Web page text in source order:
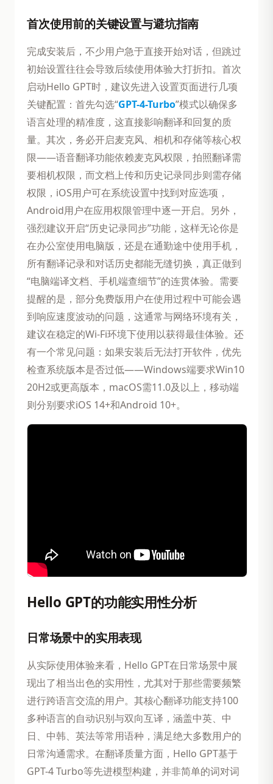
首次使用前的关键设置与避坑指南
完成安装后，不少用户急于直接开始对话，但跳过
初始设置往往会导致后续使用体验大打折扣。首次
启动Hello GPT时，建议先进入设置页面进行几项
关键配置：首先勾选“GPT-4-Turbo”模式以确保多
语言处理的精准度，这直接影响翻译和回复的质
量。其次，务必开启麦克风、相机和存储等核心权
限——语音翻译功能依赖麦克风权限，拍照翻译需
要相机权限，而文档上传和历史记录同步则需存储
权限，iOS用户可在系统设置中找到对应选项，
Android用户在应用权限管理中逐一开启。另外，
强烈建议开启“历史记录同步”功能，这样无论你是
在办公室使用电脑版，还是在通勤途中使用手机，
所有翻译记录和对话历史都能无缝切换，真正做到
“电脑端译文档、手机端查细节”的连贯体验。需要
提醒的是，部分免费版用户在使用过程中可能会遇
到响应速度波动的问题，这通常与网络环境有关，
建议在稳定的Wi-Fi环境下使用以获得最佳体验。还
有一个常见问题：如果安装后无法打开软件，优先
检查系统版本是否过低——Windows端要求Win10
20H2或更高版本，macOS需11.0及以上，移动端
则分别要求iOS 14+和Android 10+。
Hello GPT的功能实用性分析
日常场景中的实用表现
从实际使用体验来看，Hello GPT在日常场景中展
现出了相当出色的实用性，尤其对于那些需要频繁
进行跨语言交流的用户。其核心翻译功能支持100
多种语言的自动识别与双向互译，涵盖中英、中
日、中韩、英法等常用语种，满足绝大多数用户的
日常沟通需求。在翻译质量方面，Hello GPT基于
GPT-4 Turbo等先进模型构建，并非简单的词对词